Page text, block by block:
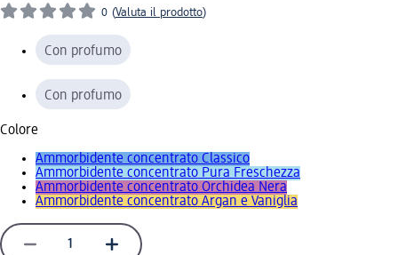
0 (Valuta il prodotto)
Con profumo
Con profumo
Colore
Ammorbidente concentrato Classico
Ammorbidente concentrato Pura Freschezza
Ammorbidente concentrato Orchidea Nera
Ammorbidente concentrato Argan e Vaniglia